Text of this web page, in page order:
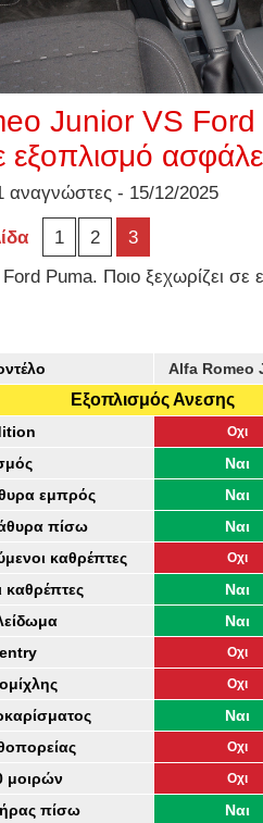
Junior VS Ford
εξοπλισμό
αναγνώστες - 15/12/2025
1 2
3
Puma. Ποιο ξεχωρίζει σε
Alfa Romeo
Εξοπλισμός Ανεσης
Οχι
Ναι
εμπρός
Ναι
πίσω
Ναι
καθρέπτες
Οχι
καθρέπτες Ναι
Ναι
Οχι
Οχι
Ναι
Οχι
μοιρών
Οχι
πίσω Ναι